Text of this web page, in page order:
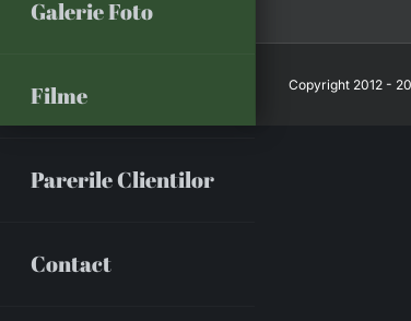
Galerie Foto
Filme
Parerile Clientilor
Contact
Copyright 2012 -